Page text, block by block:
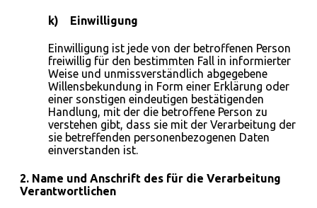
k) Einwilligung
Einwilligung ist jede von der betroffenen Person
freiwillig für den bestimmten Fall in informierter
Weise und unmissverständlich abgegebene
Willensbekundung in Form einer Erklärung oder
einer sonstigen eindeutigen bestätigenden
Handlung, mit der die betroffene Person zu
verstehen gibt, dass sie mit der Verarbeitung der
sie betreffenden personenbezogenen Daten
einverstanden ist.
2. Name und Anschrift des für die Verarbeitung
Verantwortlichen